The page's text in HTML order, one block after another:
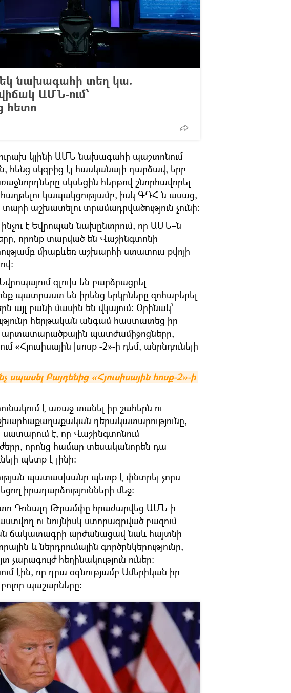
նախագահի տեղ կա.
ԱՄՆ-ում՝
հետո
կլինի ԱՄՆ նախագահի պաշտոնում
հենց սկզբից էլ հասկանալի դարձավ, երբ
սկսեցին հերթով շնորհավորել
հաղթելու կապակցությամբ, իսկ ԳԴՀ-ն ասաց,
աշխատելու տրամադրվածություն չունի։
ինչու է Եվրոպան նախընտրում, որ ԱՄՆ–ն
որոնք տարված են Վաշինգտոնի
միաբևեռ աշխարհի ստատուս քվոյի
գլուխ են բարձրացրել
պատրաստ են իրենց երկրները զոհաբերել
այլ բանի մասին են վկայում։ Օրինակ՝
հերթական անգամ հաստատեց իր
արտատարածքային պատժամիջոցները,
«Հյուսիսային խոսք -2»-ի դեմ, անընդունելի
սպասել Բայդենից «Հյուսիսային հոսք-2»-ի
է առաջ տանել իր շահերն ու
դերակատարությունը,
է, որ Վաշինգտոնում
որոնց համար տեսականորեն դա
պետք է լինի։
պատասխանը պետք է փնտրել չորս
իրադարձությունների մեջ։
Դոնալդ Թրամփը հրաժարվեց ԱՄՆ-ի
ու նույնիսկ ստորագրված բազում
ճակատագրի արժանացավ նաև հայտնի
և ներդրումային գործընկերությունը,
հեղինակություն ուներ։
էին, որ դրա օգնությամբ Ամերիկան իր
պաշարները։